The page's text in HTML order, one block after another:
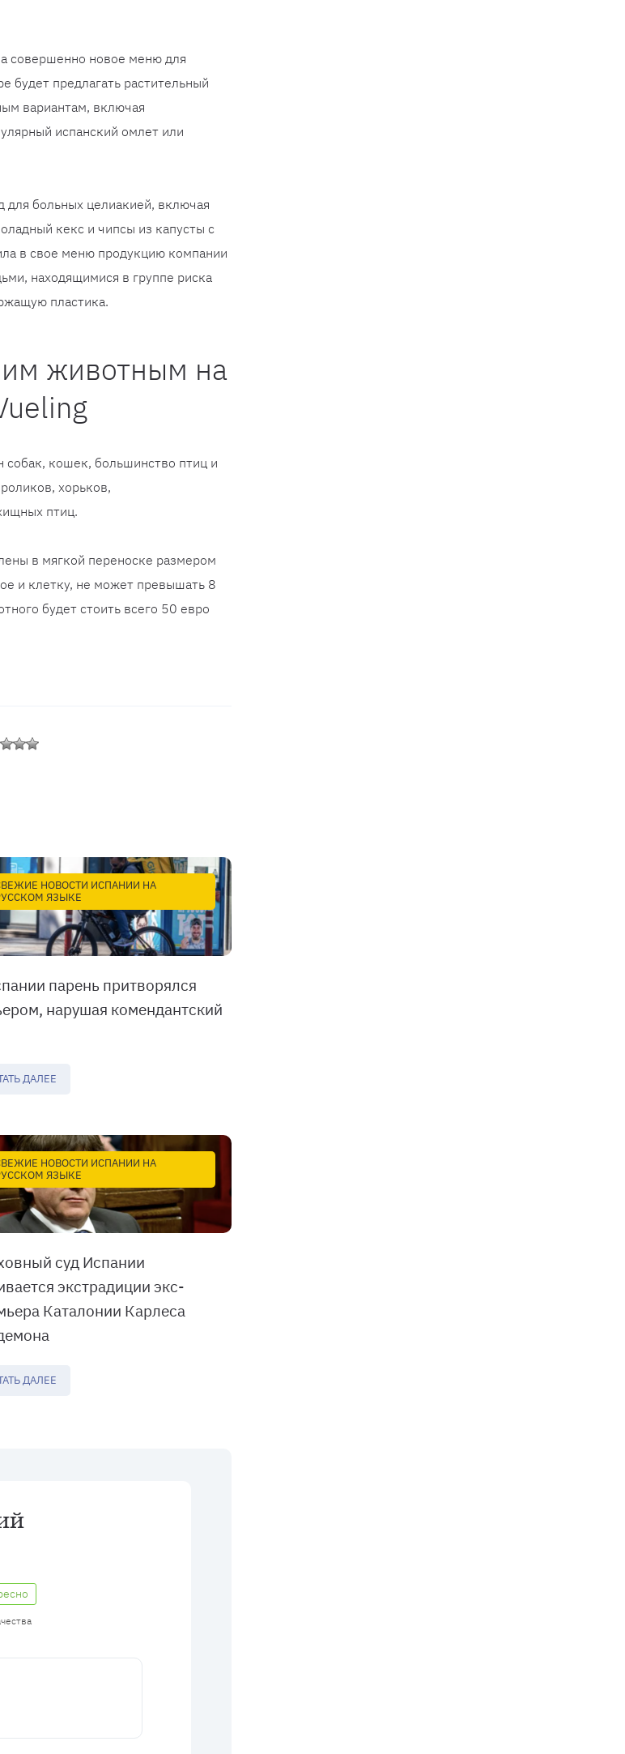
совершенно новое меню для
будет предлагать растительный
вариантам, включая
испанский омлет или
больных целиакией, включая
кекс и чипсы из капусты с
в свое меню продукцию компании
находящимися в группе риска
пластика.
животным на
собак, кошек, большинство птиц и
хорьков,
птиц.
в мягкой переноске размером
и клетку, не может превышать 8
будет стоить всего 50 евро
НОВОСТИ ИСПАНИИ НА
ЯЗЫКЕ
парень притворялся
нарушая комендантский
ДАЛЕЕ
НОВОСТИ ИСПАНИИ НА
ЯЗЫКЕ
суд Испании
экстрадиции экс-
Каталонии Карлеса
ДАЛЕЕ